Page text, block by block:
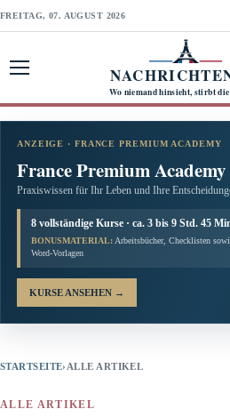
FREITAG, 07. AUGUST 2026
Wo niemand hinsieht, stirbt
ANZEIGE · FRANCE PREMIUM ACADEMY
France Premium Academy
Praxiswissen für Ihr Leben und Ihre
8 vollständige Kurse · ca. 3 bis 9 Std. 45
BONUSMATERIAL: Arbeitsbücher, Checklisten
Word-Vorlagen
KURSE ANSEHEN →
STARTSEITE› ALLE ARTIKEL
ALLE ARTIKEL